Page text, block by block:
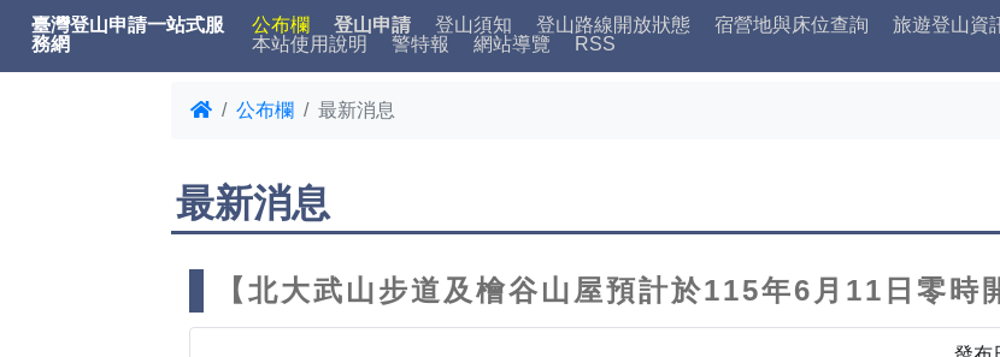
臺灣登山申請一站式服
務網
公布欄 登山申請 登山須知 登山路線開放狀態 宿營地與床位查詢
旅遊登山資
本站使用說明
警特報 網站導覽 RSS
公布欄 最新消息
最新消息
【北大武山步道及檜谷山屋預計於115年6月11日零時